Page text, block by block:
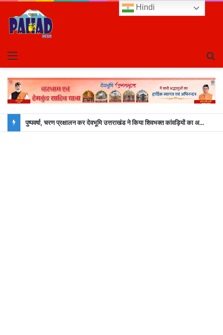
पुष्पवर्षा, चरण प्रक्षालन कर देवभूमि उत्तराखंड ने किया शिवभक्त कांवड़ियों का अभिनंदन, श्रद्धालुओं को CM धामी ने ख़ुद परोसा भोजन
Hindi